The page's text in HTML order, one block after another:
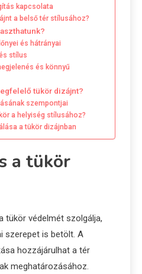
kapcsolata
a belső tér stílusához?
és hátrányai
stílus
és könnyű
tükör dizájnt?
szempontjai
a helyiség stílusához?
a tükör dizájnban
a tükör
tükör védelmét szolgálja,
szerepet is betölt. A
hozzájárulhat a tér
meghatározásához.